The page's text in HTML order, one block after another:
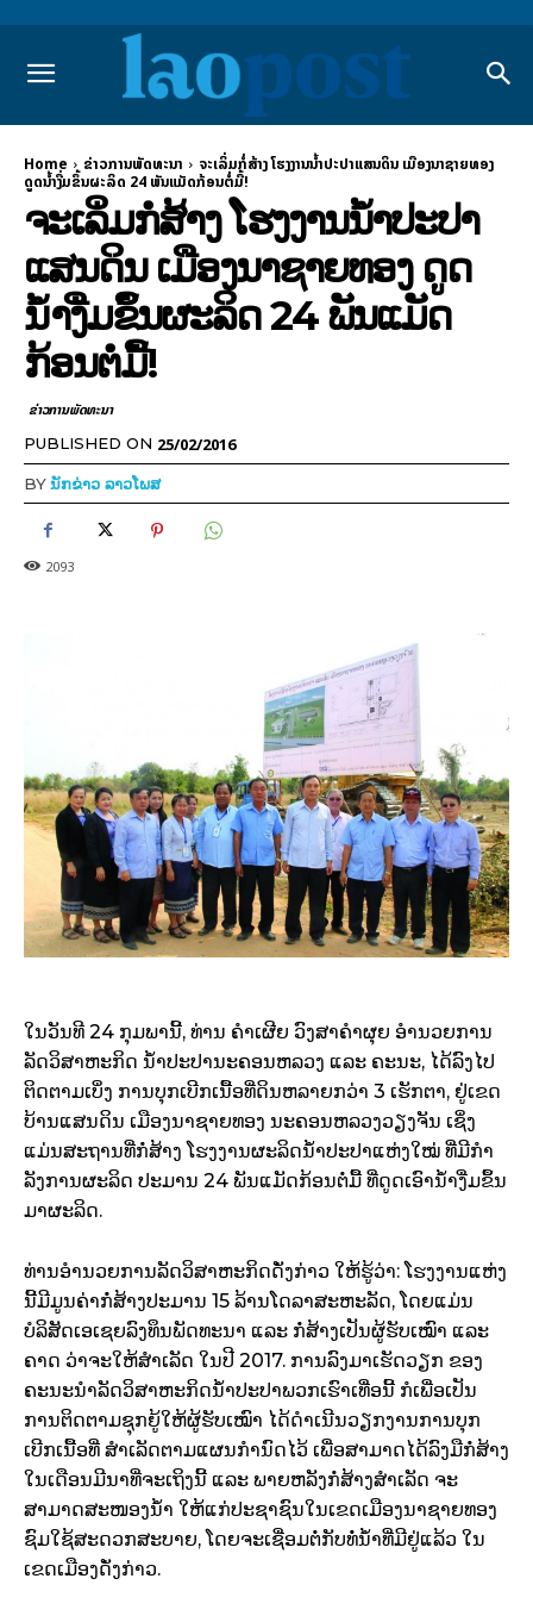
Home ຂ່າວການພັດທະນາ
ຈະເລິ່ມກໍ່ສ້າງ ໂຮງງານນໍ້າປະປາແສນດິນ ເມືອງນາຊາຍທອງ
ດູດນ້ຳງື່ມຂຶ້ນຜະລິດ 24 ພັນແມັດກ້ອນຕໍ່ມື້!
ຈະເລິ່ມກໍ່ສ້າງ ໂຮງງານນໍ້າປະປາ
ແສນດິນ ເມືອງນາຊາຍທອງ ດູດ
ນ້ຳງື່ມຂຶ້ນຜະລິດ 24 ພັນແມັດ
ກ້ອນຕໍ່ມື້!
ຂ່າວການພັດທະນາ
PUBLISHED ON 25/02/2016
BYນັກຂ່າວ ລາວໂພສ
2093
ໃນວັນທີ 24 ກຸມພານີ້, ທ່ານ ຄໍາເຜີຍ ວົງສາຄໍາຜຸຍ ອໍານວຍການ
ລັດວິສາຫະກິດ ນໍ້າປະປານະຄອນຫລວງ ແລະ ຄະນະ, ໄດ້ລົງໄປ
ຕິດຕາມເບິ່ງ ການບຸກເບີກເນື້ອທີ່ດິນຫລາຍກວ່າ 3 ເຮັກຕາ, ຢູ່ເຂດ
ບ້ານແສນດິນ ເມືອງນາຊາຍທອງ ນະຄອນຫລວງວຽງຈັນ ເຊິ່ງ
ແມ່ນສະຖານທີ່ກໍ່ສ້າງ ໂຮງງານຜະລິດນໍ້າປະປາແຫ່ງໃໝ່ ທີ່ມີກໍາ
ລັງການຜະລິດ ປະມານ 24 ພັນແມັດກ້ອນຕໍ່ມື້ ທີ່ດູດເອົານໍ້າງື່ມຂຶ້ນ
ມາຜະລິດ.
ທ່ານອໍານວຍການລັດວິສາຫະກິດດັ່ງກ່າວ ໃຫ້ຮູ້ວ່າ: ໂຮງງານແຫ່ງ
ນີ້ມີມູນຄ່າກໍ່ສ້າງປະມານ 15 ລ້ານໂດລາສະຫະລັດ, ໂດຍແມ່ນ
ບໍລິສັດເອເຊຍລົງທຶນພັດທະນາ ແລະ ກໍ່ສ້າງເປັນຜູ້ຮັບເໝົາ ແລະ
ຄາດ ວ່າຈະໃຫ້ສໍາເລັດ ໃນປີ 2017. ການລົງມາເຮັດວຽກ ຂອງ
ຄະນະນໍາລັດວິສາຫະກິດນໍ້າປະປາພວກເຮົາເທື່ອນີ້ ກໍເພື່ອເປັນ
ການຕິດຕາມຊຸກຍູ້ໃຫ້ຜູ້ຮັບເໝົາ ໄດ້ດໍາເນີນວຽກງານການບຸກ
ເບີກເນື້ອທີ່ ສໍາເລັດຕາມແຜນກໍານົດໄວ້ ເພື່ອສາມາດໄດ້ລົງມືກໍ່ສ້າງ
ໃນເດືອນມີນາທີ່ຈະເຖິງນີ້ ແລະ ພາຍຫລັງກໍ່ສ້າງສໍາເລັດ ຈະ
ສາມາດສະໜອງນໍ້າ ໃຫ້ແກ່ປະຊາຊົນໃນເຂດເມືອງນາຊາຍທອງ
ຊົມໃຊ້ສະດວກສະບາຍ, ໂດຍຈະເຊື່ອມຕໍ່ກັບທໍ່ນໍ້າທີ່ມີຢູ່ແລ້ວ ໃນ
ເຂດເມືອງດັ່ງກ່າວ.